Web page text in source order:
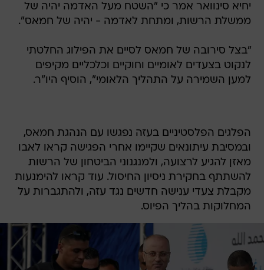
יחיא סינוואר אמר כי "השטח מעל האדמה יהיה של
ממשלת הרשות, ומתחת לאדמה - יהיה של חמאס".
"בצל סירובה של חמאס לסיים את הפילוג החלטתי
לנקוט בצעדים לאומיים וחוקיים וכלכליים מקיפים
למען השמירה על התהליך הלאומי", הוסיף היו"ר.
הפלגים הפלסטיניים בעזה נפגשו עם הנהגת חמאס,
ובמסיבת עיתונאים שקיימו אחרי הפגישה קראו לאבו
מאזן להגיע לרצועה, ולמנגנוני הביטחון של הרשות
להשתתף בחקירת ניסיון החיסול. עוד קראו להימנעות
מקבלת צעדי ענישה חדשים נגד עזה, ולהתגברות על
המחלוקות בהליך הפיוס.